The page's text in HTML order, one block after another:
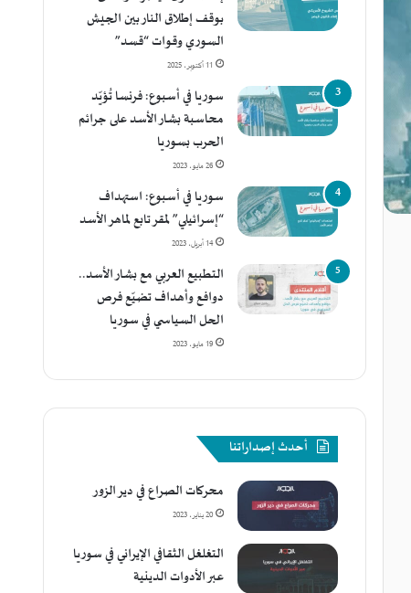
بوقف إطلاق النار بين الجيش
السوري وقوات “قسد”
11 أكتوبر، 2025
سوريا في أسبوع: فرنسا تُؤيّد
محاسبة بشار الأسد على جرائم
الحرب بسوريا
26 مايو، 2023
سوريا في أسبوع: استهداف
“إسرائيلي” لمقر تابع لماهر الأسد
14 أبريل، 2023
التطبيع العربي مع بشار الأسد..
دوافع وأهداف تضيّع فرص
الحل السياسي في سوريا
19 مايو، 2023
أحدث إصداراتنا
محركات الصراع في دير الزور
20 يناير، 2023
التغلغل الثقافي الإيراني في سوريا
عبر الأدوات الدينية